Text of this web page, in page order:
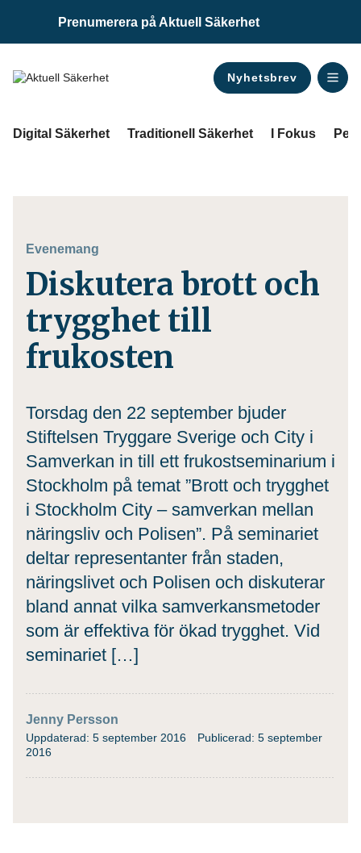
Prenumerera på Aktuell Säkerhet
Nyhetsbrev
Digital Säkerhet Traditionell Säkerhet I Fokus
Evenemang
Diskutera brott och
trygghet till
frukosten
Torsdag den 22 september bjuder
Stiftelsen Tryggare Sverige och City i
Samverkan in till ett frukostseminarium i
Stockholm på temat ”Brott och trygghet
i Stockholm City – samverkan mellan
näringsliv och Polisen”. På seminariet
deltar representanter från staden,
näringslivet och Polisen och diskuterar
bland annat vilka samverkansmetoder
som är effektiva för ökad trygghet. Vid
seminariet […]
Jenny Persson
Uppdaterad: 5 september 2016
Publicerad: 5 september
2016